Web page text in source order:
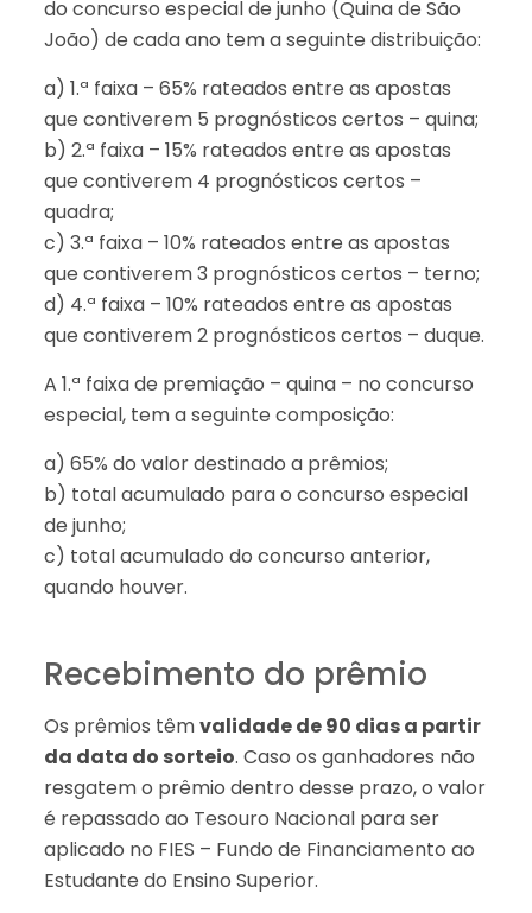
do concurso especial de junho (Quina de São
João) de cada ano tem a seguinte distribuição:
a) 1.ª faixa – 65% rateados entre as apostas
que contiverem 5 prognósticos certos – quina;
b) 2.ª faixa – 15% rateados entre as apostas
que contiverem 4 prognósticos certos –
quadra;
c) 3.ª faixa – 10% rateados entre as apostas
que contiverem 3 prognósticos certos – terno;
d) 4.ª faixa – 10% rateados entre as apostas
que contiverem 2 prognósticos certos – duque.
A 1.ª faixa de premiação – quina – no concurso
especial, tem a seguinte composição:
a) 65% do valor destinado a prêmios;
b) total acumulado para o concurso especial
de junho;
c) total acumulado do concurso anterior,
quando houver.
Recebimento do prêmio
Os prêmios têmvalidade de 90 dias a partir
da data do sorteio. Caso os ganhadores não
resgatem o prêmio dentro desse prazo, o valor
é repassado ao Tesouro Nacional para ser
aplicado no FIES – Fundo de Financiamento ao
Estudante do Ensino Superior.